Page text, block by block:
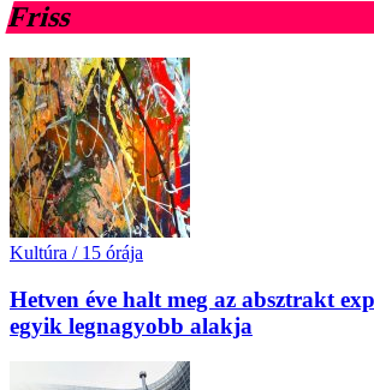
Friss
Kultúra / 15 órája
Hetven éve halt meg az absztrakt
egyik legnagyobb alakja